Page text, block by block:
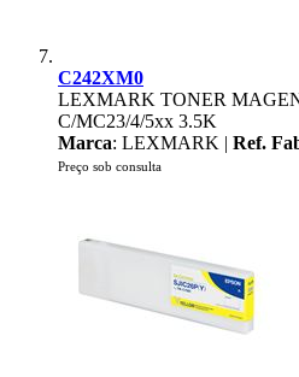
C242XM0
LEXMARK TONER
C/MC23/4/5xx 3.5K
Marca: LEXMARK | Ref.
Preço sob consulta